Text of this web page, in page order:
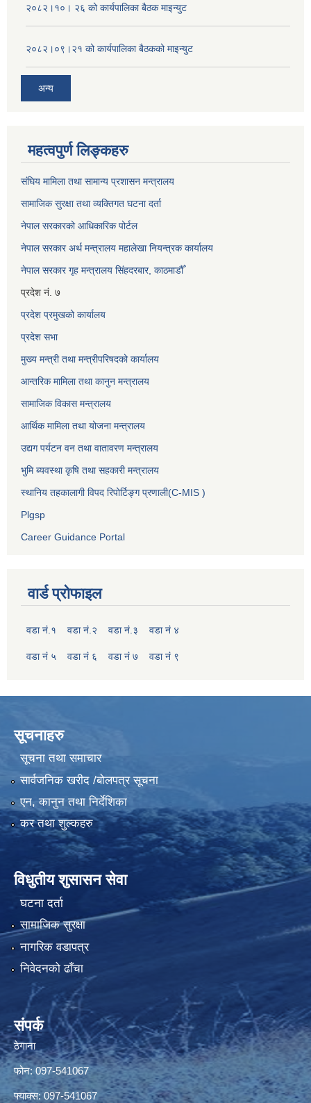
२०८२।१०। २६ को कार्यपालिका बैठक माइन्युट
२०८२।०९।२१ को कार्यपालिका बैठकको माइन्युट
अन्य
महत्वपुर्ण लिङ्कहरु
संघिय मामिला तथा सामान्य प्रशासन मन्त्रालय
सामाजिक सुरक्षा तथा व्यक्तिगत घटना दर्ता
नेपाल सरकारको आधिकारिक पोर्टल
नेपाल सरकार अर्थ मन्त्रालय महालेखा नियन्त्रक कार्यालय
नेपाल सरकार गृह मन्त्रालय सिंहदरबार, काठमाडौँ
प्रदेश नं. ७
प्रदेश प्रमुखको कार्यालय
प्रदेश सभा
मुख्य मन्त्री तथा मन्त्रीपरिषदको कार्यालय
आन्तरिक मामिला तथा कानुन मन्त्रालय
सामाजिक विकास मन्त्रालय
आर्थिक मामिला तथा योजना मन्त्रालय
उद्यग पर्यटन वन तथा वातावरण मन्त्रालय
भुमि ब्यवस्था कृषि तथा सहकारी मन्त्रालय
स्थानिय तहकालागी विपद रिपोर्टिङ्ग प्रणाली(C-MIS )
Plgsp
Career Guidance Portal
वार्ड प्रोफाइल
वडा नं.१ वडा नं.२ वडा नं.३ वडा नं ४
वडा नं ५ वडा नं ६ वडा नं ७ वडा नं ९
सूचनाहरु
सूचना तथा समाचार
सार्वजनिक खरीद /बोलपत्र सूचना
एन, कानुन तथा निर्देशिका
कर तथा शुल्कहरु
विधुतीय शुसासन सेवा
घटना दर्ता
सामाजिक सुरक्षा
नागरिक वडापत्र
निवेदनको ढाँचा
संपर्क
ठेगाना
फोन: 097-541067
फ्याक्स: 097-541067